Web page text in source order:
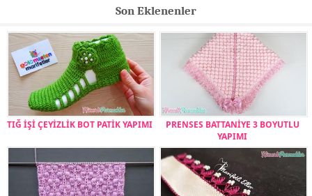
Son Eklenenler
TIĞ İŞİ ÇEYİZLİK BOT PATİK YAPIMI
PRENSES BATTANİYE 3 BOYUTLU
YAPIMI